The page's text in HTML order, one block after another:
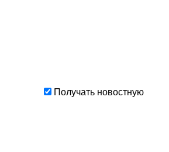
Получать новостную